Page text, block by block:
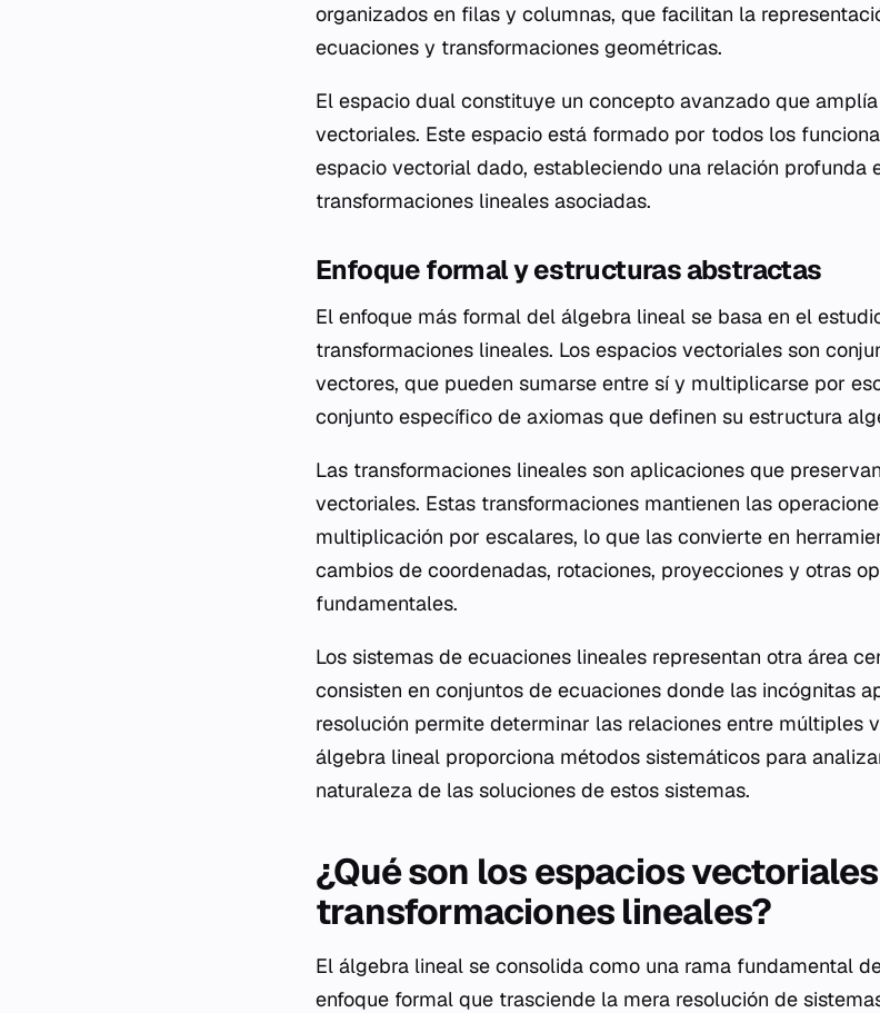
organizados en filas y columnas, que facilitan la
ecuaciones y transformaciones geométricas.
El espacio dual constituye un concepto avanzado que
vectoriales. Este espacio está formado por todos los
espacio vectorial dado, estableciendo una relación profunda
transformaciones lineales asociadas.
Enfoque formal y estructuras abstractas
El enfoque más formal del álgebra lineal se basa en el
transformaciones lineales. Los espacios vectoriales son
vectores, que pueden sumarse entre sí y multiplicarse por
conjunto específico de axiomas que definen su estructura
Las transformaciones lineales son aplicaciones que
vectoriales. Estas transformaciones mantienen las
multiplicación por escalares, lo que las convierte en
cambios de coordenadas, rotaciones, proyecciones y otras
fundamentales.
Los sistemas de ecuaciones lineales representan otra área
consisten en conjuntos de ecuaciones donde las incógnitas
resolución permite determinar las relaciones entre múltiples
álgebra lineal proporciona métodos sistemáticos para
naturaleza de las soluciones de estos sistemas.
¿Qué son los espacios
transformaciones lineales?
El álgebra lineal se consolida como una rama fundamental
enfoque formal que trasciende la mera resolución de